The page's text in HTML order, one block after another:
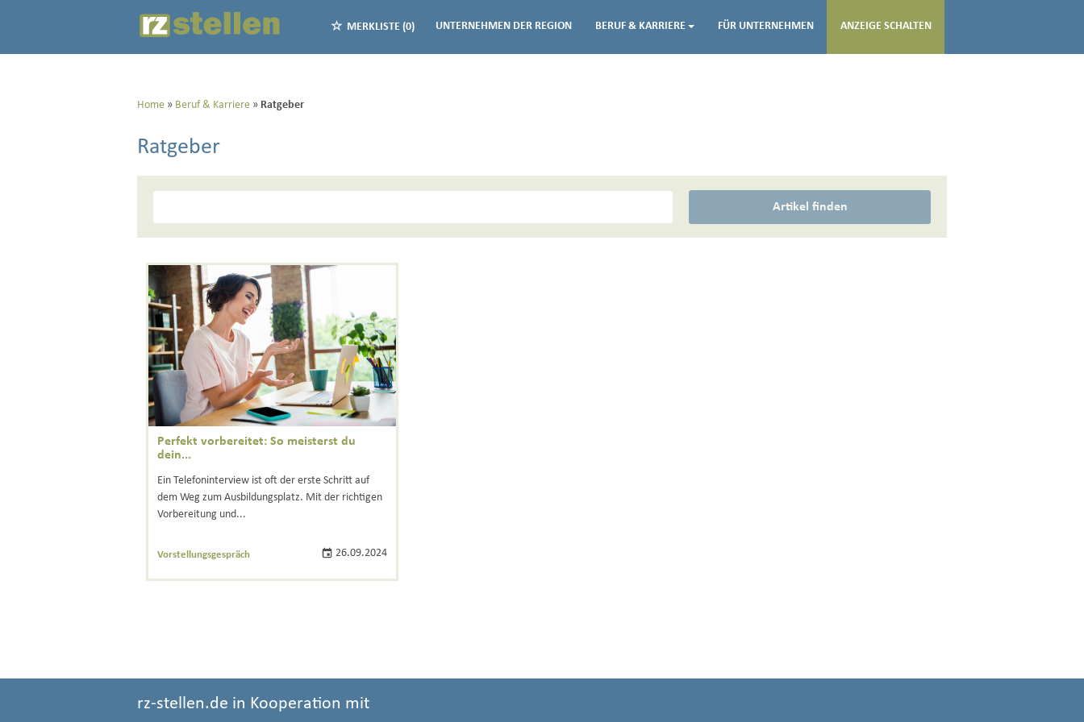
MERKLISTE (0) UNTERNEHMEN DER REGION BERUF & KARRIERE FÜR UNTERNEHMEN ANZEIGE SCHALTEN
Home Beruf & Karriere Ratgeber
Ratgeber
Artikel finden
Perfekt vorbereitet: So meisterst du
dein...
Ein Telefoninterview ist oft der erste Schritt auf
dem Weg zum Ausbildungsplatz. Mit der richtigen
Vorbereitung und...
Vorstellungsgespräch 26.09.2024
rz-stellen.de in Kooperation mit